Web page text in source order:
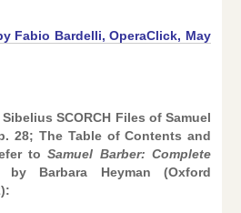
Fabio Bardelli, OperaClick, May
SCORCH Files of Samuel
28; The Table of Contents and
toSamuel Barber: Complete
by Barbara Heyman (Oxford